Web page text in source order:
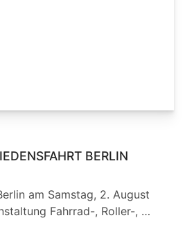
BERLIN
am Samstag, 2. August
Fahrrad-, Roller-, …